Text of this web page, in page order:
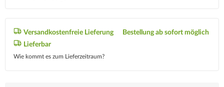
Versandkostenfreie Lieferung
Lieferbar
Wie kommt es zum Lieferzeitraum?
Bestellung ab sofort möglich